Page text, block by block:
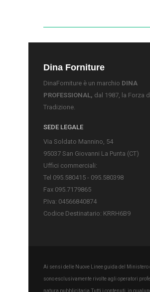
Dina Forniture
DinaForniture è un marchio DINA
PROFESSIONAL, dal 1987, la Forza
Tradizione.
SEDE LEGALE
Via Soldato Mannino, 54
95037 San Giovanni La Punta (CT)
Uffici commerciali:
Tel 095.580415 - 095.580398
Fax 095.7179865
P.Iva: 04566840874
Codice Destinatario: KRRH6B9
Ai sensi delle Nuove Linee guida del
sono esclusivamente rivolte agli operatori
natura pubblicitaria.Tutti i contenuti, in